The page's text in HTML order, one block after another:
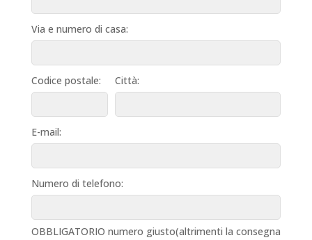
Via e numero di casa:
Codice postale: Città:
E-mail:
Numero di telefono:
OBBLIGATORIO numero giusto(altrimenti la consegna